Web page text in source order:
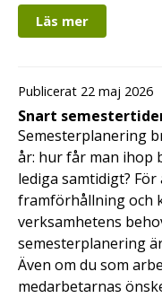
Läs mer
Publicerat 22 maj 2026
Snart
Semesterplanering
år: hur får man ihop
lediga samtidigt?
framförhållning och
verksamhetens
semesterplanering
Även om du som
medarbetarnas